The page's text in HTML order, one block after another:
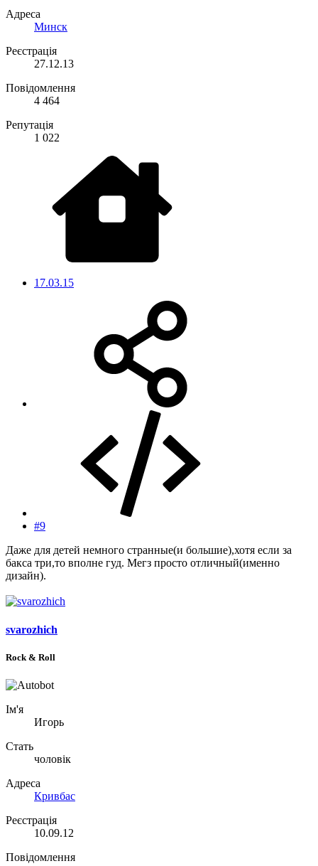
Адреса
Минск
Реєстрація
27.12.13
Повідомлення
4 464
Репутація
1 022
17.03.15
#9
Даже для детей немного странные(и большие),хотя если за
бакса три,то вполне гуд. Мегз просто отличный(именно
дизайн).
svarozhich
Rock & Roll
Ім'я
Игорь
Стать
чоловік
Адреса
Кривбас
Реєстрація
10.09.12
Повідомлення